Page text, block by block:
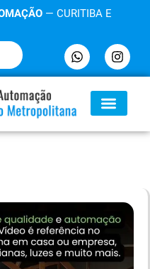
— CURITIBA E